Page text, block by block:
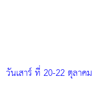
วันเสาร์ ที่ 20-22 ตุลาค